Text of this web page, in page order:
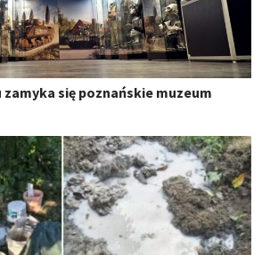
się poznańskie muzeum